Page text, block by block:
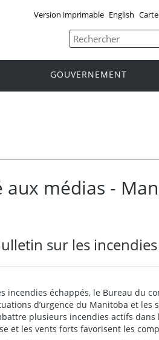
Version imprimable English
GOUVERNEMENT
aux médias -
sur les
incendies échappés, le Bureau du
d’urgence du Manitoba et
plusieurs incendies actifs dans
et les vents forts favorisent les